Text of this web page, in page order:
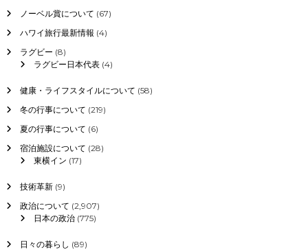
ノーベル賞について (67)
ハワイ旅行最新情報 (4)
ラグビー (8)
ラグビー日本代表(4)
健康・ライフスタイルについて (58)
冬の行事について (219)
夏の行事について (6)
宿泊施設について (28)
東横イン (17)
技術革新(9)
政治について (2,907)
日本の政治(775)
日々の暮らし (89)